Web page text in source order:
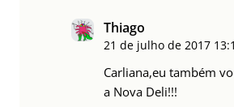
Thiago
21 de julho de 2017
Carliana,eu também
a Nova Deli!!!